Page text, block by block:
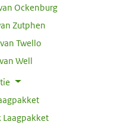
Ockenburg
Zutphen
Twello
Well
Laagpakket